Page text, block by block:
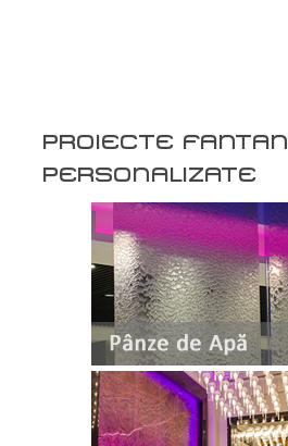
PROIECTE FANTANI
PERSONALIZATE